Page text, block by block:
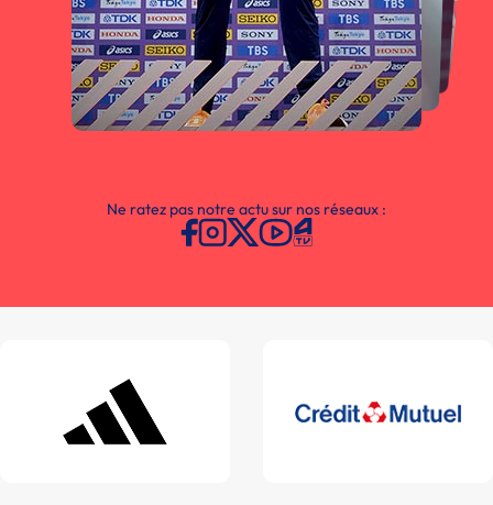
Ne ratez pas notre actu sur nos réseaux :